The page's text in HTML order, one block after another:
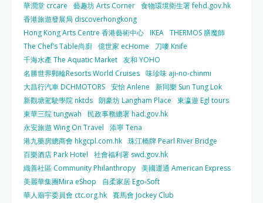
華潤堂 crcare
藝趣坊 Arts Corner 食物環境衛生署 fehd.gov.hk
香港旅遊發展局 discoverhongkong
Hong Kong Arts Centre 香港藝術中心 IKEA THERMOS 膳魔師
The Chef’s Table尚廚 億世家 ecHome
刀嘜 Knife
千海水產 The Aquatic Market 友和 YOHO
名勝世界郵輪Resorts World Cruises 味珍味 aji-no-chinmi
大昌行汽車 DCHMOTORS 安怡 Anlene
新同樂 Sun Tung Lok
新觀塘駕駛學院 nktds 朗豪坊 Langham Place
東瀛遊 Egl tours
東華三院 tungwah
民政事務總署 had.gov.hk
永安旅遊 Wing On Travel
添寧 Tena
港九藥房總商會 hkgcpl.com.hk 珠江橋牌 Pearl River Bridge
百樂酒店 Park Hotel
社會福利署 swd.gov.hk
織善社區 Community Philanthropy 美國運通 American Express
美麗華集團Mira eShop
自柔家居 Ego-Soft
華人廟宇委員會 ctc.org.hk 賽馬會 Jockey Club